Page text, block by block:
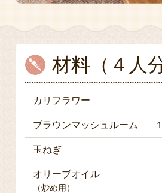
材料（４人分
カリフラワー
ブラウンマッシュルーム
玉ねぎ
オリーブオイル
（炒め用）